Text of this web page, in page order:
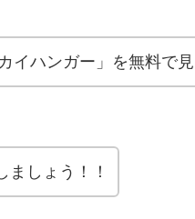
イハンガー」を無料で
ましょう！！